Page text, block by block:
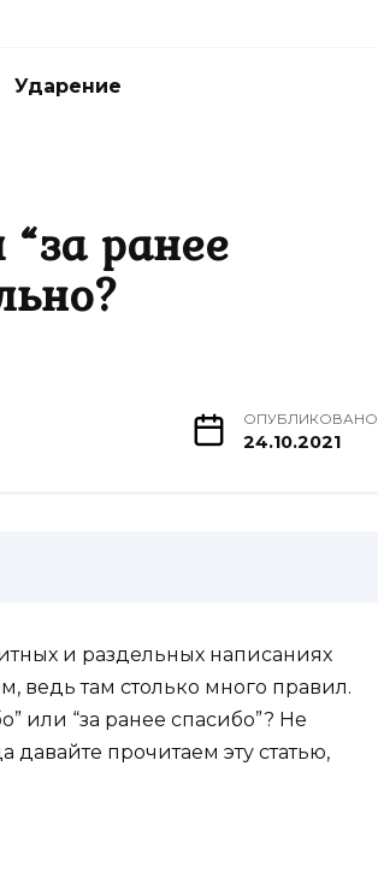
Ударение
ранее
ОПУБЛИКОВАНО
24.10.2021
и раздельных написаниях
ведь там столько много правил.
или “за ранее спасибо”? Не
давайте прочитаем эту статью,